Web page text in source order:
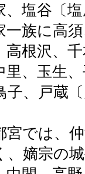
、塩谷〔
一族に高
高根沢、
里、玉生
子、戸蔵
では、
、嫡宗の